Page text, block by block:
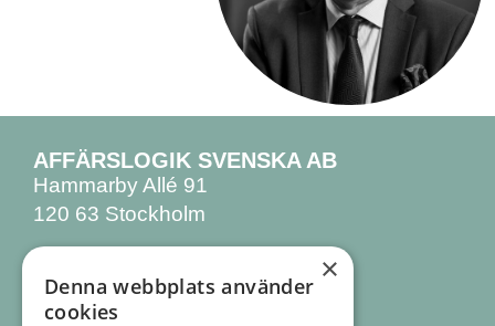
AFFÄRSLOGIK SVENSKA AB
Hammarby Allé 91
120 63 Stockholm
KONTAKTA OSS
08 555 770 00
×
Denna webbplats använder
cookies